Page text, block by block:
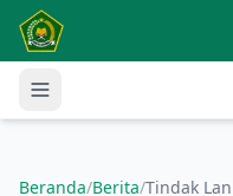
Langsung ke konten utama
Beranda/Berita/